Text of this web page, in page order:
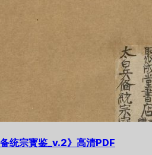
统宗寳鉴_v.2》高清PDF